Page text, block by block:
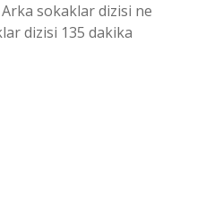
sokaklar dizisi ne
dizisi 135 dakika